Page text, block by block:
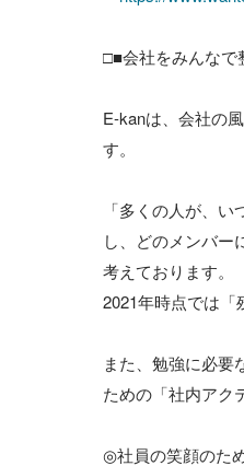
□■会社をみんなで
E-kanは、会社の
す。
「多くの人が、
し、どのメンバー
考えております。
2021年時点では「
また、勉強に必要
ための「社内アク
◎社員の笑顔のた